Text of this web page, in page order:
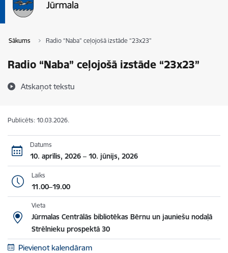
Sākums Radio “Naba” ceļojošā izstāde “23x23”
Radio “Naba” ceļojošā izstāde “23x23”
Atskaņot tekstu
Publicēts: 10.03.2026.
Datums
10. aprīlis, 2026 – 10. jūnijs, 2026
Laiks
11.00–19.00
Vieta
Jūrmalas Centrālās bibliotēkas Bērnu un jauniešu nodaļā
Strēlnieku prospektā 30
Pievienot kalendāram